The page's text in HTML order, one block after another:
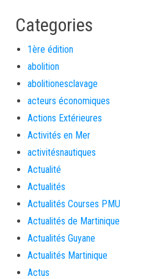
Categories
1ère édition
abolition
abolitionesclavage
acteurs économiques
Actions Extérieures
Activités en Mer
activitésnautiques
Actualité
Actualités
Actualités Courses PMU
Actualités de Martinique
Actualités Guyane
Actualités Martinique
Actus